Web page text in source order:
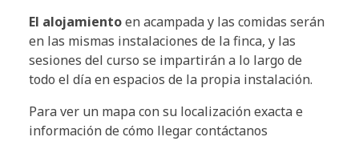
El alojamientoen acampada y las comidas serán
en las mismas instalaciones de la finca, y las
sesiones del curso se impartirán a lo largo de
todo el día en espacios de la propia instalación.
Para ver un mapa con su localización exacta e
información de cómo llegar contáctanos